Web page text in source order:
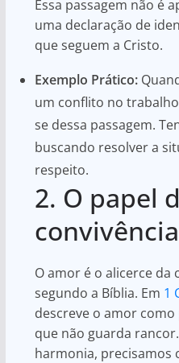
Essa passagem não é
uma declaração de
que seguem a Cristo.
Exemplo Prático:
um conflito no
se dessa passagem.
buscando resolver a
respeito.
2. O papel
O amor é o alicerce da
segundo a Bíblia. Em 1
descreve o amor
que não guarda
harmonia, precisamos